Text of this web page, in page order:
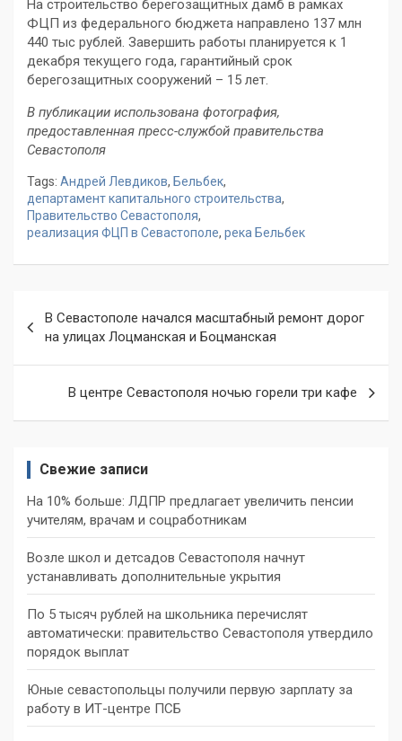
На строительство берегозащитных дамб в рамках
ФЦП из федерального бюджета направлено 137 млн
440 тыс рублей. Завершить работы планируется к 1
декабря текущего года, гарантийный срок
берегозащитных сооружений – 15 лет.
В публикации использована фотография,
предоставленная пресс-службой правительства
Севастополя
Tags: Андрей Левдиков, Бельбек,
департамент капитального строительства,
Правительство Севастополя,
реализация ФЦП в Севастополе, река Бельбек
по
записям
В Севастополе начался масштабный ремонт дорог
на улицах Лоцманская и Боцманская
В центре Севастополя ночью горели три кафе
Свежие записи
На 10% больше: ЛДПР предлагает увеличить пенсии
учителям, врачам и соцработникам
Возле школ и детсадов Севастополя начнут
устанавливать дополнительные укрытия
По 5 тысяч рублей на школьника перечислят
автоматически: правительство Севастополя утвердило
порядок выплат
Юные севастопольцы получили первую зарплату за
работу в ИТ-центре ПСБ